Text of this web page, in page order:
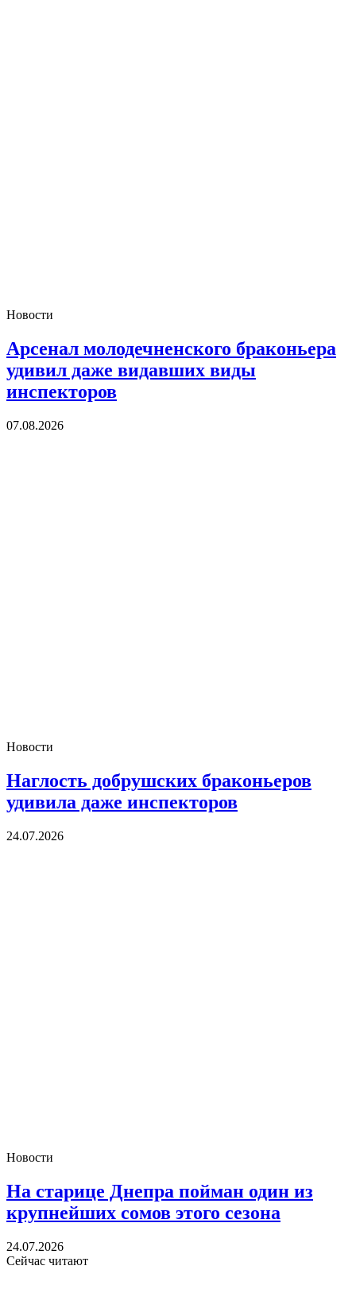
Новости
Арсенал молодечненского браконьера
удивил даже видавших виды
инспекторов
07.08.2026
Новости
Наглость добрушских браконьеров
удивила даже инспекторов
24.07.2026
Новости
На старице Днепра пойман один из
крупнейших сомов этого сезона
24.07.2026
Сейчас читают